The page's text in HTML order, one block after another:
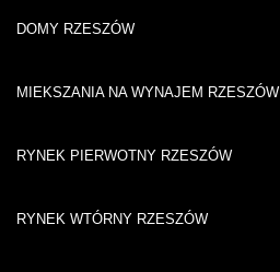
DOMY RZESZÓW
MIEKSZANIA NA WYNAJEM RZESZÓW
RYNEK PIERWOTNY RZESZÓW
RYNEK WTÓRNY RZESZÓW